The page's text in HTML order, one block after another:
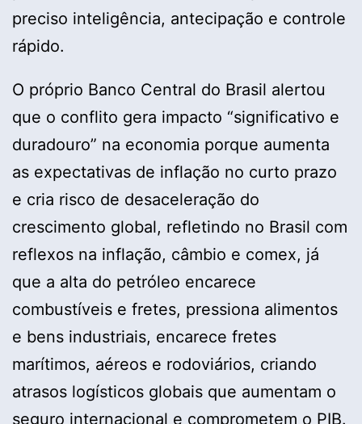
preciso inteligência, antecipação e controle
rápido.
O próprio Banco Central do Brasil alertou
que o conflito gera impacto “significativo e
duradouro” na economia porque aumenta
as expectativas de inflação no curto prazo
e cria risco de desaceleração do
crescimento global, refletindo no Brasil com
reflexos na inflação, câmbio e comex, já
que a alta do petróleo encarece
combustíveis e fretes, pressiona alimentos
e bens industriais, encarece fretes
marítimos, aéreos e rodoviários, criando
atrasos logísticos globais que aumentam o
seguro internacional e comprometem o PIB.